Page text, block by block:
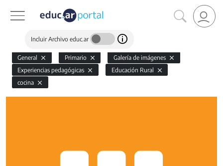
Incluir Archivo educ.ar
General Primario
Galería de imágenes
Experiencias pedagógicas
Educación Rural
cocina